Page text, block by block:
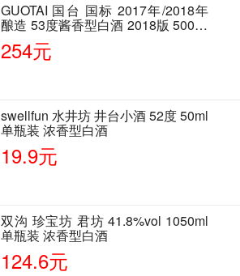
GUOTAI 国台 国标 2017年/2018年
酿造 53度酱香型白酒 2018版 500ml
单瓶装
254元
swellfun 水井坊 井台小酒 52度 50ml
单瓶装 浓香型白酒
19.9元
双沟 珍宝坊 君坊 41.8%vol 1050ml
单瓶装 浓香型白酒
124.6元